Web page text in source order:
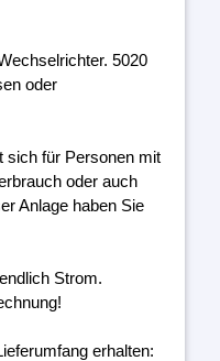
5020
oder
sich für Personen mit
oder auch
Anlage haben Sie
Strom.
erhalten: